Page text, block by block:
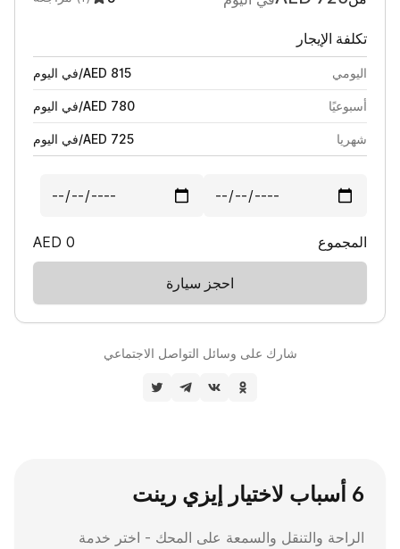
تكلفة الإيجار
اليومي 815
AED
/في اليوم
أسبوعيًا 780
AED
/في اليوم
شهريا 725
AED
/في اليوم
المجموع 0
AED
احجز سيارة
شارك على وسائل التواصل الاجتماعي
6 أسباب لاختيار إيزي رينت
الراحة والتنقل والسمعة على المحك - اختر خدمة